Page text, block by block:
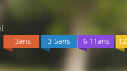
-3ans 3-5ans 6-11ans